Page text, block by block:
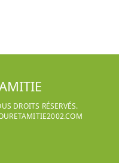
DROITS RÉSERVÉS.